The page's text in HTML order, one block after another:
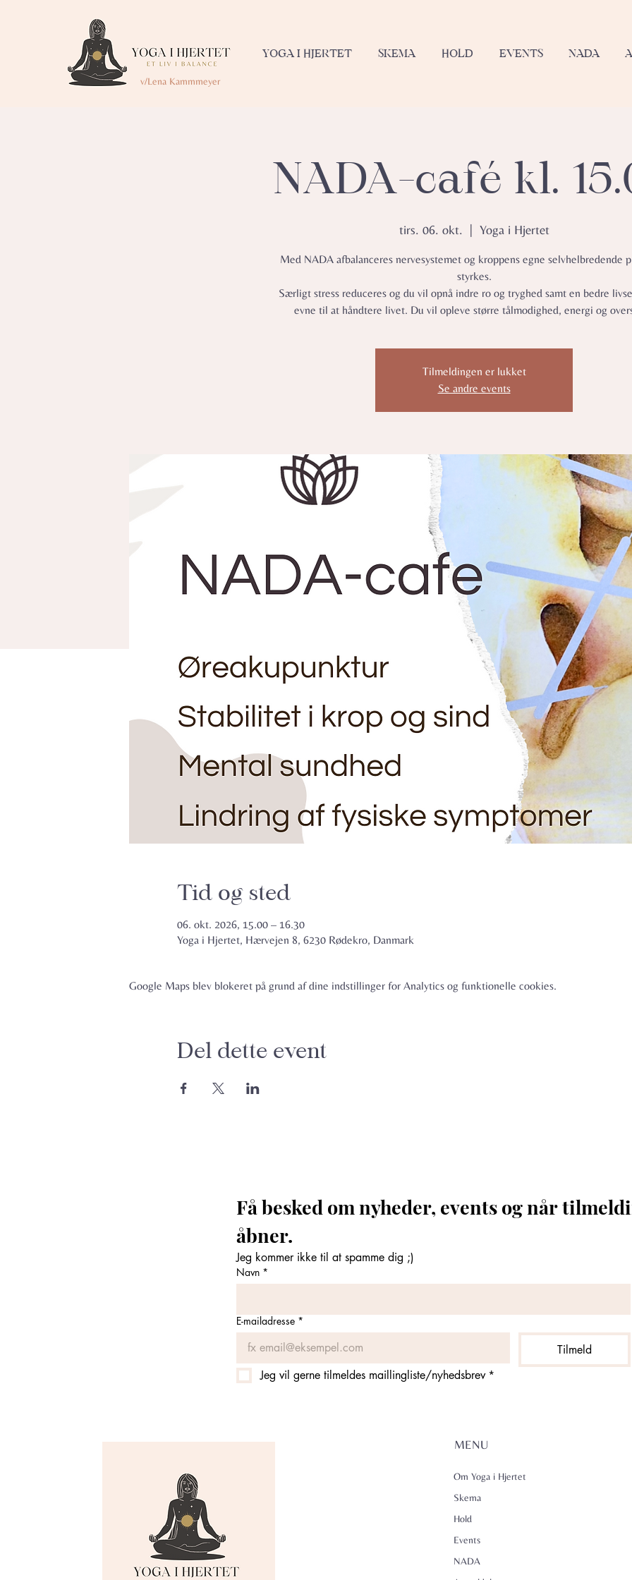
v/Lena Kammmeyer
YOGA I HJERTET SKEMA HOLD EVENTS NADA
NADA-café kl.
tirs. 06. okt. Yoga i Hjertet
Med NADA afbalanceres nervesystemet og kroppens egne selvhelbredende
styrkes.
Særligt stress reduceres og du vil opnå indre ro og tryghed samt en bedre
evne til at håndtere livet. Du vil opleve større tålmodighed, energi og
Tilmeldingen er lukket
Se andre events
Tid og sted
06. okt. 2026, 15.00 – 16.30
Yoga i Hjertet, Hærvejen 8, 6230 Rødekro, Danmark
Google Maps blev blokeret på grund af dine indstillinger for Analytics og funktionelle cookies.
Del dette event
Få besked om nyheder, events og når
Jeg kommer ikke til at spamme dig ;)
Navn *
E-mailadresse *
Tilmeld
Jeg vil gerne tilmeldes maillingliste/nyhedsbrev *
MENU
Om Yoga i Hjertet
Skema
Hold
Events
NADA